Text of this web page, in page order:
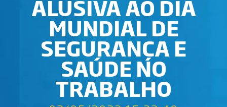
ALUSIVA AO DIA
MUNDIAL DE
SEGURANÇA E
SAÚDE NO
TRABALHO